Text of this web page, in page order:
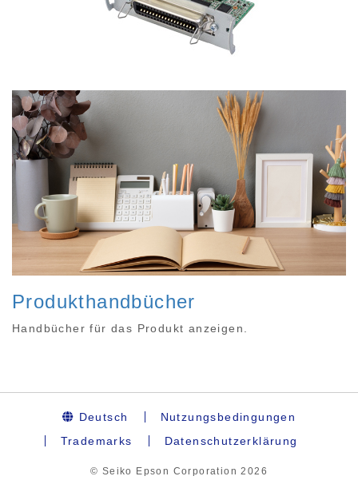
Produkthandbücher
Handbücher für das Produkt anzeigen.
Deutsch
Nutzungsbedingungen
Trademarks
Datenschutzerklärung
© Seiko Epson Corporation2026